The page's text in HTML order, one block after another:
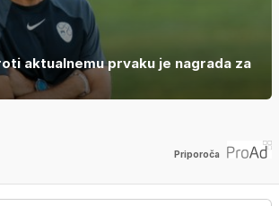
aktualnemu prvaku je nagrada za
Priporoča